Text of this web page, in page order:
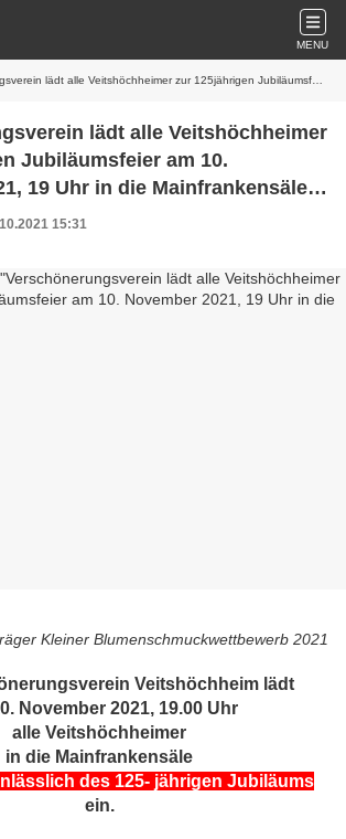
MENU
Veitshöchheimer zur 125jährigen Jubiläumsfeier am 10. November 2021, 19 Uhr in die Mainfrankensäle ein
lädt alle Veitshöchheimer
Jubiläumsfeier am 10.
19 Uhr in die Mainfrankensäle
15:31
Kleiner Blumenschmuckwettbewerb 2021
Veitshöchheim lädt
November 2021, 19.00 Uhr
alle Veitshöchheimer
in die Mainfrankensäle
des 125- jährigen Jubiläums
ein.